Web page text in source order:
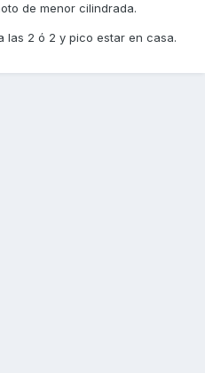
de menor cilindrada.
las 2 ó 2 y pico estar en casa.